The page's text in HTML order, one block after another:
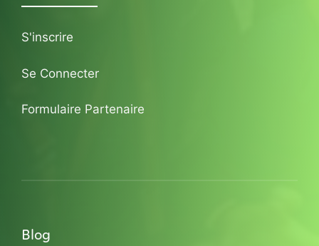
S'inscrire
Se Connecter
Formulaire Partenaire
Blog